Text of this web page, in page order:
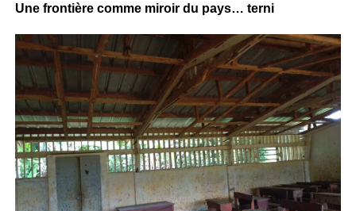
Une frontière comme miroir du pays… terni